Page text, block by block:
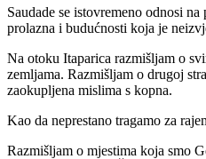
Saudade se istovremeno odnosi
prolazna i budućnosti koja je
Na otoku Itaparica razmišljam o
zemljama. Razmišljam o drugoj
zaokupljena mislima s kopna.
Kao da neprestano tragamo za
Razmišljam o mjestima koja smo